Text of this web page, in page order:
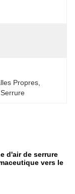
Propres
d'air de serrure
vers le